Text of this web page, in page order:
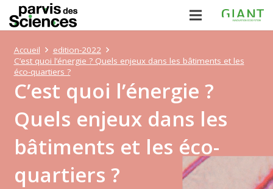
C’est quoi l’énergie ?
Quels enjeux dans les
bâtiments et les éco-
quartiers ?
Accueil
edition-2022
C’est quoi l’énergie ? Quels enjeux dans les bâtiments et les
éco-quartiers ?